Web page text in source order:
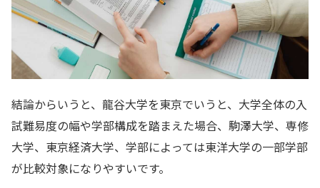
結論からいうと、龍谷大学を東京でいうと、大学全体の入
試難易度の幅や学部構成を踏まえた場合、駒澤大学、専修
大学、東京経済大学、学部によっては東洋大学の一部学部
が比較対象になりやすいです。